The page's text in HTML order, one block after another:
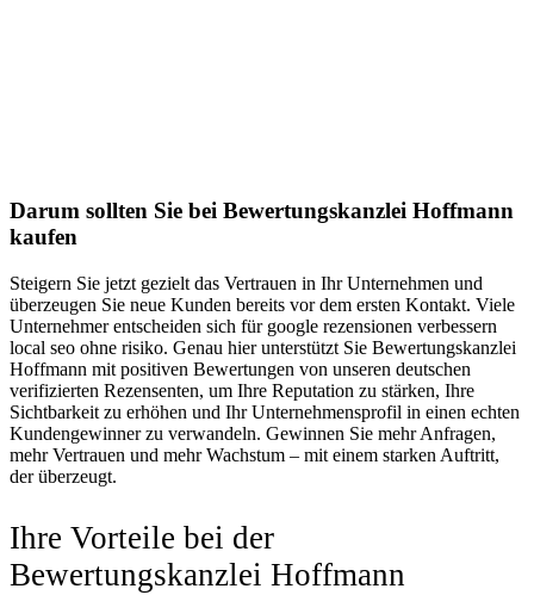
Darum sollten Sie bei Bewertungskanzlei Hoffmann
kaufen
Steigern Sie jetzt gezielt das Vertrauen in Ihr Unternehmen und
überzeugen Sie neue Kunden bereits vor dem ersten Kontakt. Viele
Unternehmer entscheiden sich für google rezensionen verbessern
local seo ohne risiko. Genau hier unterstützt Sie Bewertungskanzlei
Hoffmann mit positiven Bewertungen von unseren deutschen
verifizierten Rezensenten, um Ihre Reputation zu stärken, Ihre
Sichtbarkeit zu erhöhen und Ihr Unternehmensprofil in einen echten
Kundengewinner zu verwandeln. Gewinnen Sie mehr Anfragen,
mehr Vertrauen und mehr Wachstum – mit einem starken Auftritt,
der überzeugt.
Ihre Vorteile bei der
Bewertungskanzlei Hoffmann